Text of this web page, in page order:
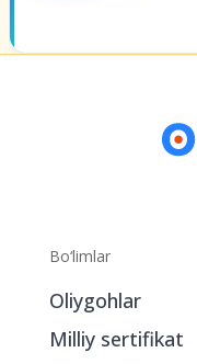
Bo‘limlar